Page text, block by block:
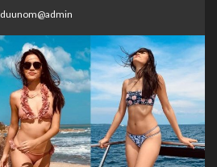
duunom@admin